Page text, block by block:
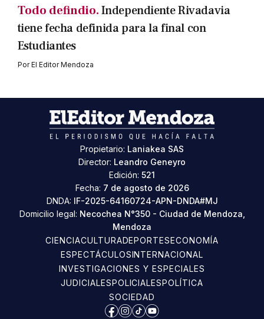
Todo defindio.Independiente Rivadavia
tiene fecha definida para la final con
Estudiantes
PorEl Editor Mendoza
Propietario: Laniakea SAS
Director: Leandro Geneyro
Edición: 521
Fecha: 7 de agosto de 2026
DNDA: IF-2025-64160724-APN-DNDA#MJ
Domicilio legal: Necochea N°350 - Ciudad de Mendoza,
Mendoza
CIENCIACULTURADEPORTESECONOMÍA
ESPECTÁCULOSINTERNACIONAL
INVESTIGACIONES Y ESPECIALES
JUDICIALESPOLICIALESPOLÍTICA
SOCIEDAD
Facebook
Instagram
TikTokYouTube